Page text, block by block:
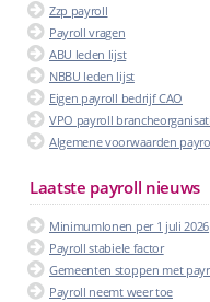
Zzp payroll
Payroll vragen
ABU leden lijst
NBBU leden lijst
Eigen payroll bedrijf CAO
VPO payroll
Algemene voorwaarden
Laatste payroll nieuws
Minimumlonen per 1 juli 2026
Payroll stabiele factor
Gemeenten stoppen met
Payroll neemt weer toe